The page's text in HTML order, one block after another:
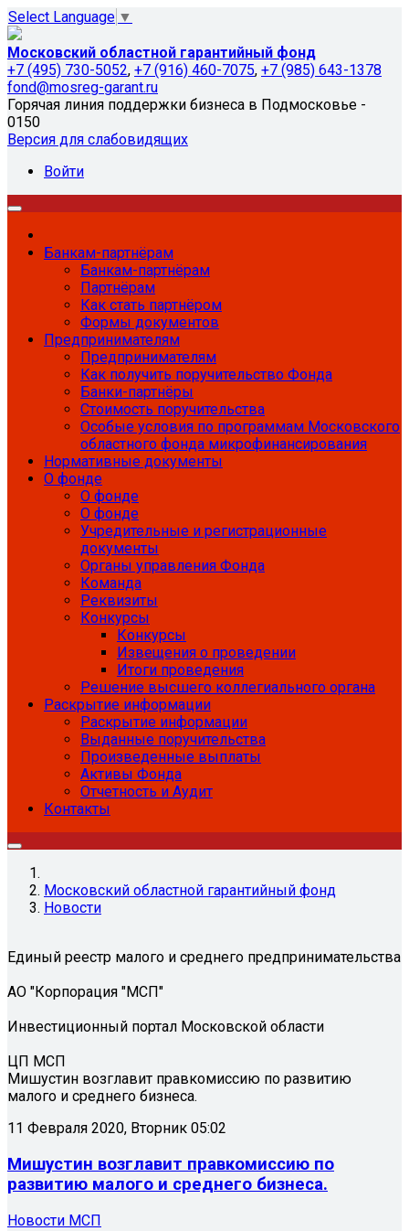
Select Language ▼
Московский областной гарантийный фонд
+7 (495) 730-5052, +7 (916) 460-7075, +7 (985) 643-1378
fond@mosreg-garant.ru
Горячая линия поддержки бизнеса в Подмосковье -
0150
Версия для слабовидящих
Войти
Банкам-партнёрам
Банкам-партнёрам
Партнёрам
Как стать партнёром
Формы документов
Предпринимателям
Предпринимателям
Как получить поручительство Фонда
Банки-партнёры
Стоимость поручительства
Особые условия по программам Московского
областного фонда микрофинансирования
Нормативные документы
О фонде
О фонде
О фонде
Учредительные и регистрационные
документы
Органы управления Фонда
Команда
Реквизиты
Конкурсы
Конкурсы
Извещения о проведении
Итоги проведения
Решение высшего коллегиального органа
Раскрытие информации
Раскрытие информации
Выданные поручительства
Произведенные выплаты
Активы Фонда
Отчетность и Аудит
Контакты
Московский областной гарантийный фонд
Новости
Единый реестр малого и среднего предпринимательства
АО "Корпорация "МСП"
Инвестиционный портал Московской области
ЦП МСП
Мишустин возглавит правкомиссию по развитию
малого и среднего бизнеса.
11 Февраля 2020, Вторник 05:02
Мишустин возглавит правкомиссию по
развитию малого и среднего бизнеса.
Новости МСП